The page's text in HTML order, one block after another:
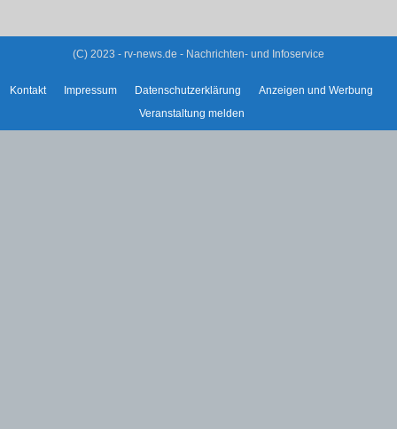
(C) 2023 - rv-news.de - Nachrichten- und Infoservice
Kontakt Impressum Datenschutzerklärung
Anzeigen und Werbung
Veranstaltung melden